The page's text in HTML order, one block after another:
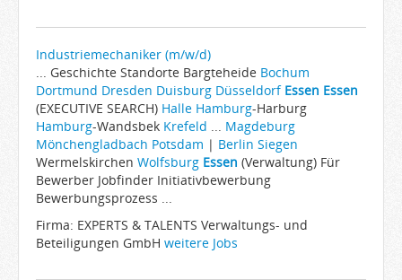
Industriemechaniker (m/w/d)
... Geschichte Standorte Bargteheide Bochum
Dortmund Dresden Duisburg Düsseldorf Essen Essen
(EXECUTIVE SEARCH) Halle Hamburg-Harburg
Hamburg-Wandsbek Krefeld ... Magdeburg
Mönchengladbach Potsdam | Berlin Siegen
Wermelskirchen Wolfsburg Essen (Verwaltung) Für
Bewerber Jobfinder Initiativbewerbung
Bewerbungsprozess ...
Firma: EXPERTS & TALENTS Verwaltungs- und
Beteiligungen GmbH weitere Jobs